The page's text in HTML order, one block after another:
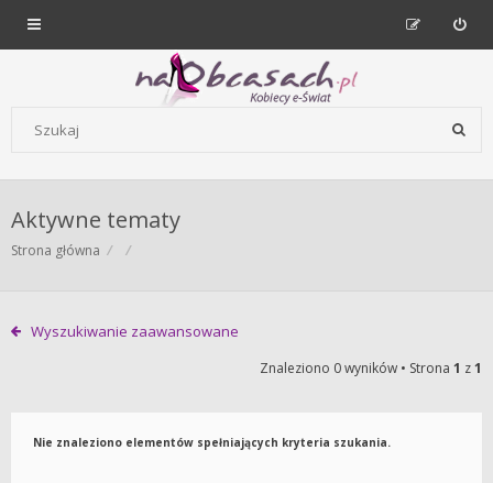
Forum dla kobiet | NaObcasach.pl
Aktywne tematy
Strona główna
Wyszukiwanie zaawansowane
Znaleziono 0 wyników • Strona 1 z1
Nie znaleziono elementów spełniających kryteria szukania.